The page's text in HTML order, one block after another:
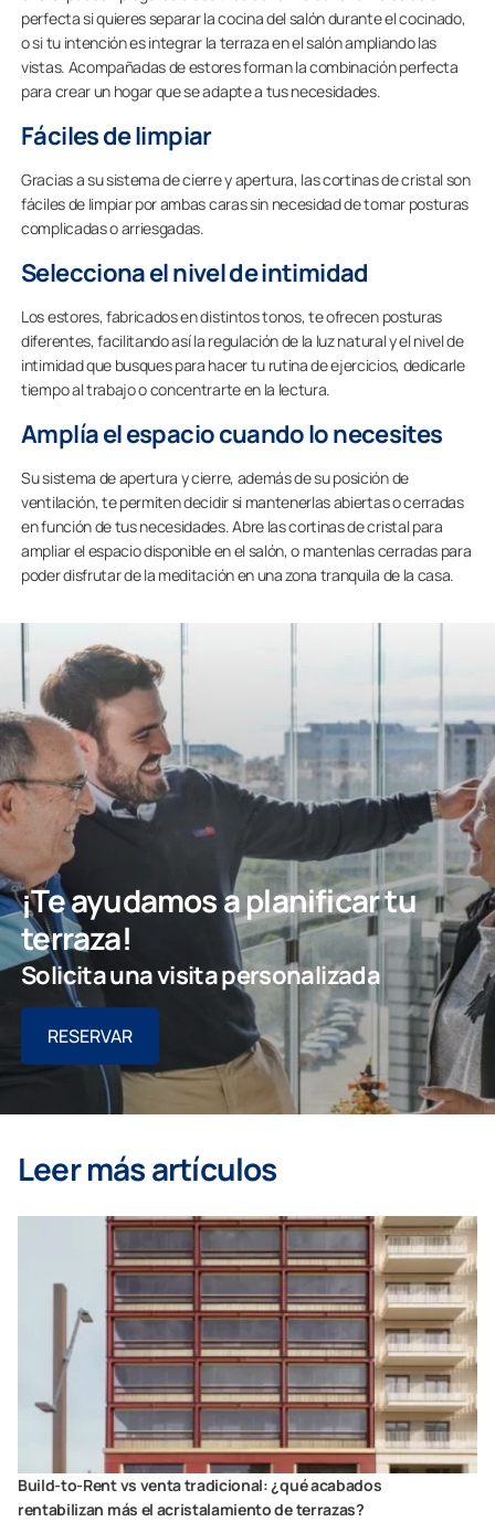
perfecta si quieres separar la cocina del salón durante el cocinado,
o si tu intención es integrar la terraza en el salón ampliando las
vistas. Acompañadas de estores forman la combinación perfecta
para crear un hogar que se adapte a tus necesidades.
Fáciles de limpiar
Gracias a su sistema de cierre y apertura, las cortinas de cristal son
fáciles de limpiar por ambas caras sin necesidad de tomar posturas
complicadas o arriesgadas.
Selecciona el nivel de intimidad
Los estores, fabricados en distintos tonos, te ofrecen posturas
diferentes, facilitando así la regulación de la luz natural y el nivel de
intimidad que busques para hacer tu rutina de ejercicios, dedicarle
tiempo al trabajo o concentrarte en la lectura.
Amplía el espacio cuando lo necesites
Su sistema de apertura y cierre, además de su posición de
ventilación, te permiten decidir si mantenerlas abiertas o cerradas
en función de tus necesidades. Abre las cortinas de cristal para
ampliar el espacio disponible en el salón, o mantenlas cerradas para
poder disfrutar de la meditación en una zona tranquila de la casa.
¡Te ayudamos a planificar tu
terraza!
Solicita una visita personalizada
RESERVAR
Leer más artículos
Build-to-Rent vs venta tradicional: ¿qué acabados
rentabilizan más el acristalamiento de terrazas?